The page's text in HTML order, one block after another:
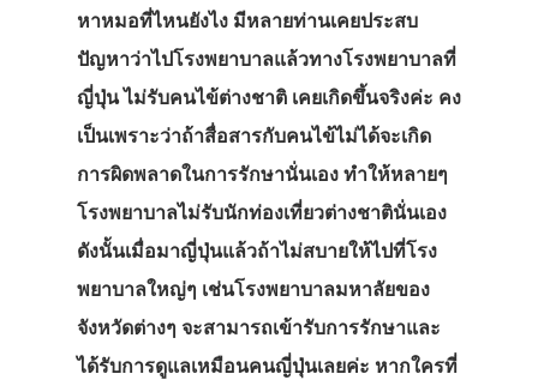
หาหมอที่ไหนยังไง มีหลายท่านเคยประสบ
ปัญหาว่าไปโรงพยาบาลแล้วทางโรงพยาบาลที่
ญี่ปุ่น ไม่รับคนไข้ต่างชาติ เคยเกิดขึ้นจริงค่ะ คง
เป็นเพราะว่าถ้าสื่อสารกับคนไข้ไม่ได้จะเกิด
การผิดพลาดในการรักษานั่นเอง ทำให้หลายๆ
โรงพยาบาลไม่รับนักท่องเที่ยวต่างชาตินั่นเอง
ดังนั้นเมื่อมาญี่ปุ่นแล้วถ้าไม่สบายให้ไปที่โรง
พยาบาลใหญ่ๆ เช่นโรงพยาบาลมหาลัยของ
จังหวัดต่างๆ จะสามารถเข้ารับการรักษาและ
ได้รับการดูแลเหมือนคนญี่ปุ่นเลยค่ะ หากใครที่